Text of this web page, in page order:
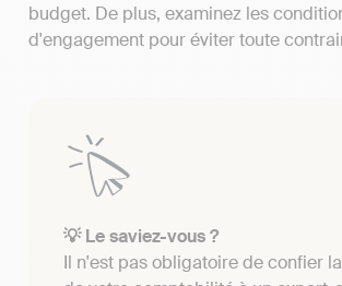
budget. De plus, examinez les
d'engagement pour éviter toute
💡 Le saviez-vous ?
Il n'est pas obligatoire de confier